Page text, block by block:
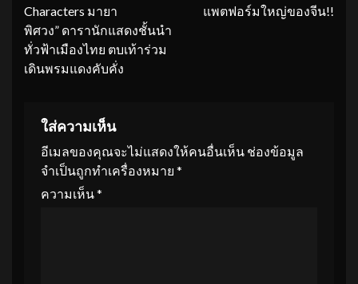
Characters มายา
พิศวง” ดารานักแสดงชั้นนำ
ทั่วฟ้าเมืองไทย ตบเท้าร่วม
เดินพรมแดงคับคั่ง
แพตฟอร์มใหญ่ของจีน!!
ใส่ความเห็น
อีเมลของคุณจะไม่แสดงให้คนอื่นเห็น ช่องข้อมูล
จำเป็นถูกทำเครื่องหมาย *
ความเห็น*